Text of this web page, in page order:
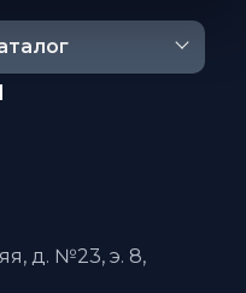
д. №23, э. 8,